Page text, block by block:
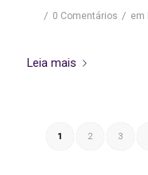
/ 0 Comentários / em
Leia mais
1 2 3